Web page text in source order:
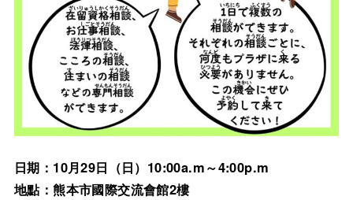
日期：10月29日（日）10:00a.m～4:00p.m
地點：熊本市國際交流會館2樓